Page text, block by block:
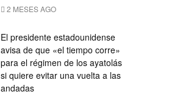
2 MESES AGO
El presidente estadounidense
avisa de que «el tiempo corre»
para el régimen de los ayatolás
si quiere evitar una vuelta a las
andadas